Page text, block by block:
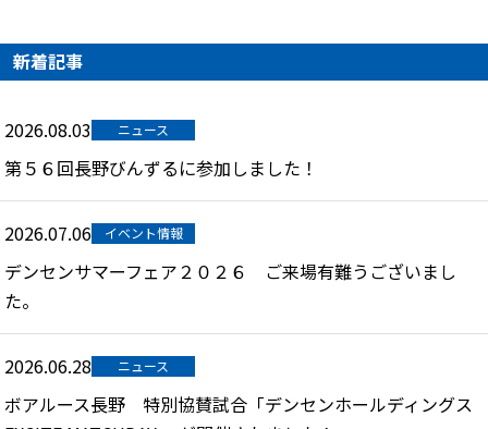
新着記事
2026.08.03 ニュース
第５６回長野びんずるに参加しました！
2026.07.06 イベント情報
デンセンサマーフェア２０２６ ご来場有難うございまし
た。
2026.06.28 ニュース
ボアルース長野 特別協賛試合「デンセンホールディングス